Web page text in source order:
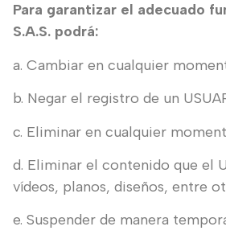
Para garantizar el adecuado
S.A.S. podrá:
a. Cambiar en cualquier
b. Negar el registro de un
c. Eliminar en cualquier
d. Eliminar el contenido que el
vídeos, planos, diseños, entre
e. Suspender de manera